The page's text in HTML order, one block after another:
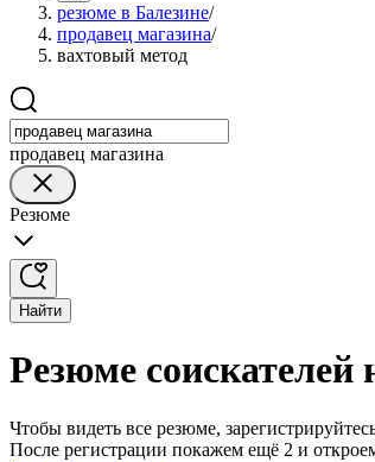
резюме в Балезине/
продавец магазина/
вахтовый метод
продавец магазина
Резюме
Найти
Резюме соискателей
Чтобы видеть все резюме,
После регистрации покажем ещё 2 и